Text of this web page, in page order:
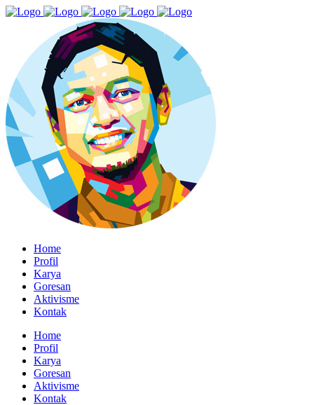
Home
Profil
Karya
Goresan
Aktivisme
Kontak
Home
Profil
Karya
Goresan
Aktivisme
Kontak